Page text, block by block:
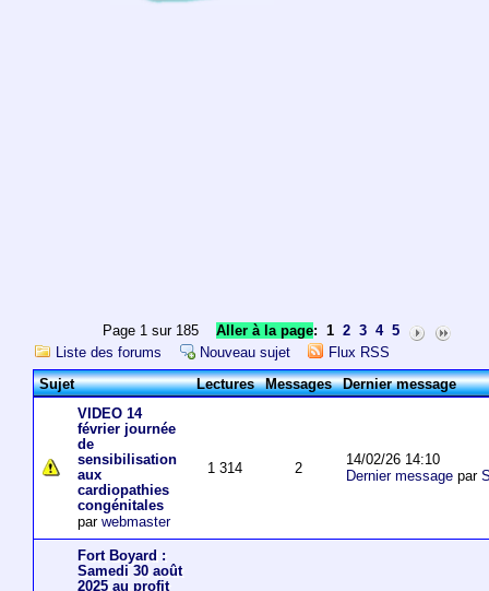
Page 1 sur 185Aller à la page: 1 2 3 4 5
Liste des forums
Nouveau sujet
Flux RSS
Sujet
Lectures Messages Dernier message
VIDEO 14
février journée
de
sensibilisation
aux
cardiopathies
congénitales
par webmaster
1 314 2
14/02/26 14:10
Dernier messagepar
Fort Boyard :
Samedi 30 août
2025 au profit